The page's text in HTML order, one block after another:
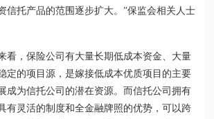
信托产品的范围逐步扩大。”保监会相关人士
，保险公司有大量长期低成本资金、大量
定的项目源，是嫁接低成本优质项目的主要
成为信托公司的潜在资源。而信托公司拥有
有灵活的制度和全金融牌照的优势，可以跨